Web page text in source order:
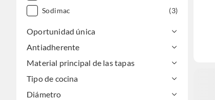
Sodimac
(3)
Oportunidad única
Antiadherente
Material principal de las tapas
Tipo de cocina
Diámetro